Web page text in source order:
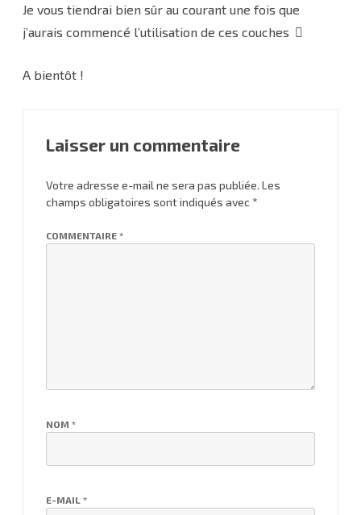
Je vous tiendrai bien sûr au courant une fois que
j’aurais commencé l’utilisation de ces couches
A bientôt !
Laisser un commentaire
Votre adresse e-mail ne sera pas publiée. Les
champs obligatoires sont indiqués avec *
COMMENTAIRE *
NOM *
E-MAIL *